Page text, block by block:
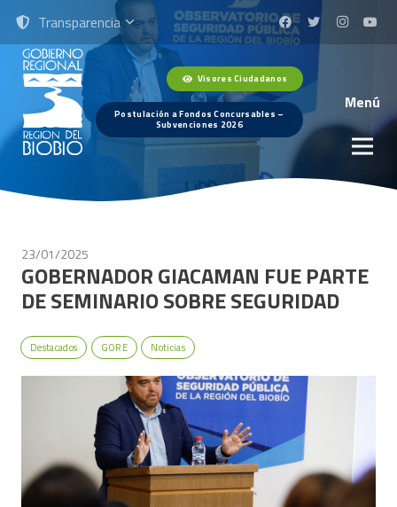
Transparencia
Visores Ciudadanos
Postulación a Fondos Concursables –
Subvenciones 2026
Menú
23/01/2025
GOBERNADOR GIACAMAN FUE PARTE
DE SEMINARIO SOBRE SEGURIDAD
Destacados GORE Noticias